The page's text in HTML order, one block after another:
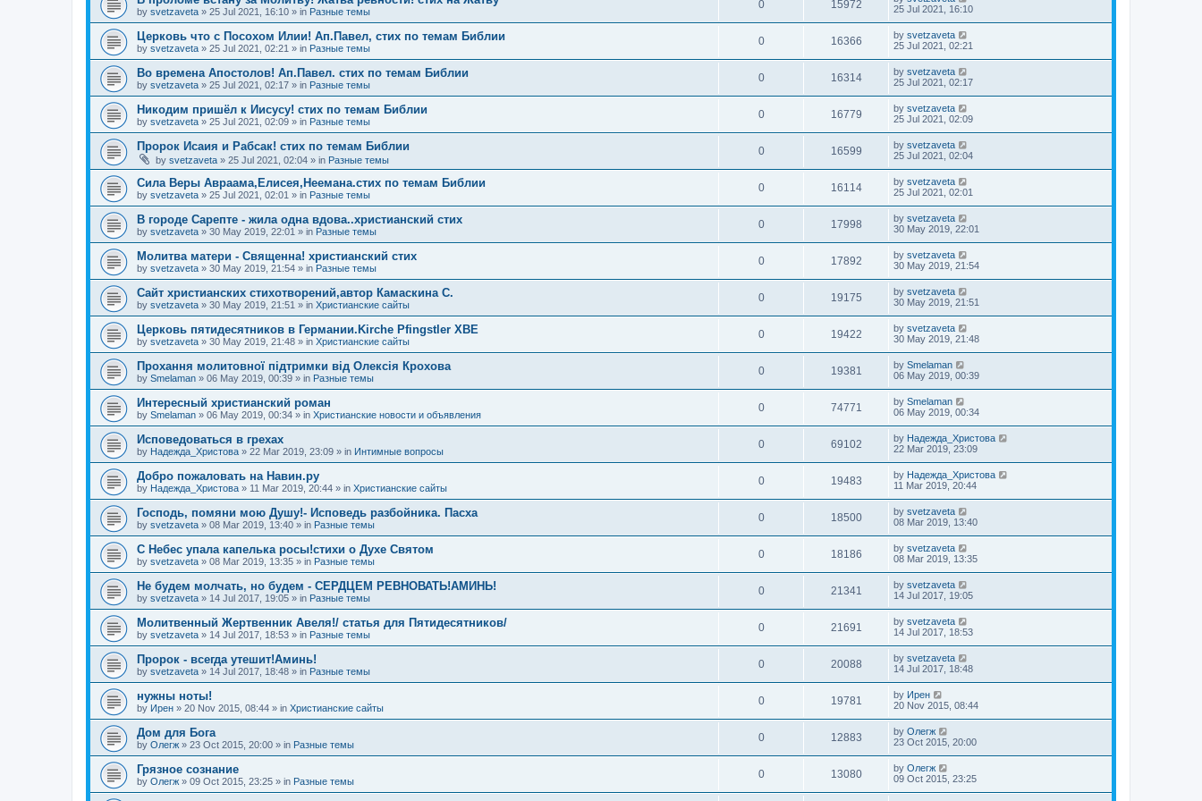
by svetzaveta » 25 Jul 2021, 16:10 » in Разные темы
0 15972
25 Jul 2021, 16:10
Церковь что с Посохом Илии! Ап.Павел, стих по темам Библии
by svetzaveta » 25 Jul 2021, 02:21 » in Разные темы
0 16366 by svetzaveta
25 Jul 2021, 02:21
Во времена Апостолов! Ап.Павел. стих по темам Библии
by svetzaveta » 25 Jul 2021, 02:17 » in Разные темы
0 16314 by svetzaveta
25 Jul 2021, 02:17
Никодим пришёл к Иисусу! стих по темам Библии
by svetzaveta » 25 Jul 2021, 02:09 » in Разные темы
0 16779 by svetzaveta
25 Jul 2021, 02:09
Пророк Исаия и Рабсак! стих по темам Библии
by svetzaveta » 25 Jul 2021, 02:04 » in Разные темы
0 16599 by svetzaveta
25 Jul 2021, 02:04
Сила Веры Авраама,Елисея,Неемана.стих по темам Библии
by svetzaveta » 25 Jul 2021, 02:01 » in Разные темы
0 16114 by svetzaveta
25 Jul 2021, 02:01
В городе Сарепте - жила одна вдова..христианский стих
by svetzaveta » 30 May 2019, 22:01 » in Разные темы
0 17998 by svetzaveta
30 May 2019, 22:01
Молитва матери - Священна! христианский стих
by svetzaveta » 30 May 2019, 21:54 » in Разные темы
0 17892 by svetzaveta
30 May 2019, 21:54
Сайт христианских стихотворений,автор Камаскина С.
by svetzaveta » 30 May 2019, 21:51 » in Христианские сайты
0 19175 by svetzaveta
30 May 2019, 21:51
Церковь пятидесятников в Германии.Kirche Pfingstler ХВЕ
by svetzaveta » 30 May 2019, 21:48 » in Христианские сайты
0 19422 by svetzaveta
30 May 2019, 21:48
Прохання молитовної підтримки від Олексія Крохова
by Smelaman » 06 May 2019, 00:39 » in Разные темы
0 19381 by Smelaman
06 May 2019, 00:39
Интересный христианский роман
by Smelaman » 06 May 2019, 00:34 » in Христианские новости и объявления
0 74771 by Smelaman
06 May 2019, 00:34
Исповедоваться в грехах
by Надежда_Христова » 22 Mar 2019, 23:09 » in Интимные вопросы
0 69102 by Надежда_Христова
22 Mar 2019, 23:09
Добро пожаловать на Навин.ру
by Надежда_Христова » 11 Mar 2019, 20:44 » in Христианские сайты
0 19483 by Надежда_Христова
11 Mar 2019, 20:44
Господь, помяни мою Душу!- Исповедь разбойника. Пасха
by svetzaveta » 08 Mar 2019, 13:40 » in Разные темы
0 18500 by svetzaveta
08 Mar 2019, 13:40
C Небес упала капелька росы!стихи о Духе Святом
by svetzaveta » 08 Mar 2019, 13:35 » in Разные темы
0 18186 by svetzaveta
08 Mar 2019, 13:35
Не будем молчать, но будем - СЕРДЦЕМ РЕВНОВАТЬ!АМИНЬ!
by svetzaveta » 14 Jul 2017, 19:05 » in Разные темы
0 21341 by svetzaveta
14 Jul 2017, 19:05
Молитвенный Жертвенник Авеля!/ статья для Пятидесятников/
by svetzaveta » 14 Jul 2017, 18:53 » in Разные темы
0 21691 by svetzaveta
14 Jul 2017, 18:53
Пророк - всегда утешит!Аминь!
by svetzaveta » 14 Jul 2017, 18:48 » in Разные темы
0 20088 by svetzaveta
14 Jul 2017, 18:48
нужны ноты!
by Ирен » 20 Nov 2015, 08:44 » in Христианские сайты
0 19781 by Ирен
20 Nov 2015, 08:44
Дом для Бога
by Олегж » 23 Oct 2015, 20:00 » in Разные темы
0 12883 by Олегж
23 Oct 2015, 20:00
Грязное сознание
by Олегж » 09 Oct 2015, 23:25 » in Разные темы
0 13080 by Олегж
09 Oct 2015, 23:25